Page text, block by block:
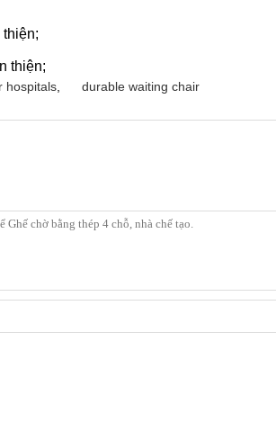
thiện;
thiện;
hospitals durable waiting chair